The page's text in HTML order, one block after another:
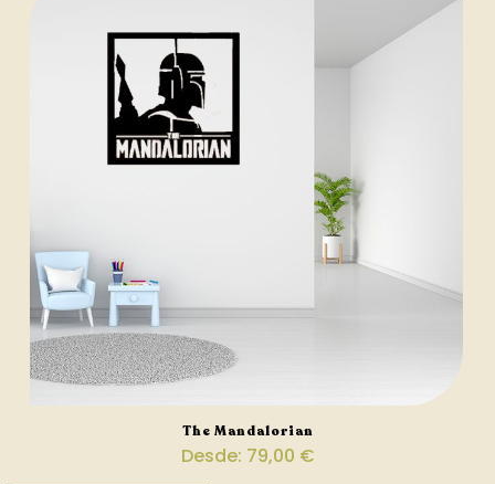
The Mandalorian
Desde: 79,00 €